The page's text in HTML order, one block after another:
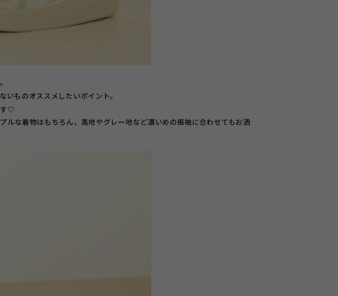
ものオススメしたいポイント。
す♡
な着物はもちろん、黒地やグレー地など濃いめの振袖に合わせてもお洒